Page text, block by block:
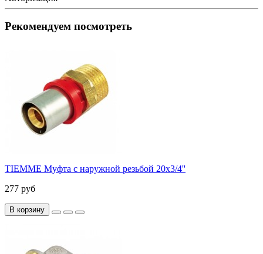
Рекомендуем посмотреть
TIEMME Муфта с наружной резьбой 20x3/4''
277 руб
В корзину